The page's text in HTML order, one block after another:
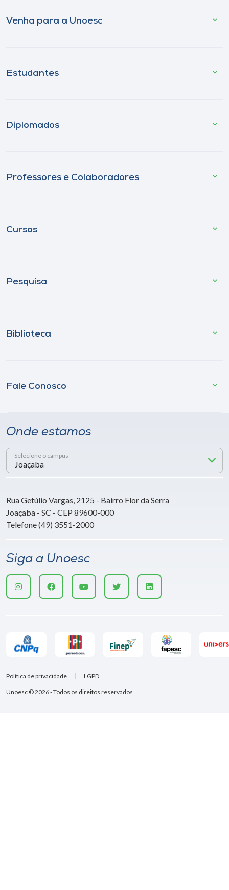
Venha para a Unoesc
Estudantes
Diplomados
Professores e Colaboradores
Cursos
Pesquisa
Biblioteca
Fale Conosco
Onde estamos
Selecione o campus
Rua Getúlio Vargas, 2125 - Bairro Flor da Serra
Joaçaba - SC - CEP 89600-000
Telefone (49) 3551-2000
Siga a Unoesc
Unoesc © 2026 - Todos os direitos reservados
Política de privacidade LGPD